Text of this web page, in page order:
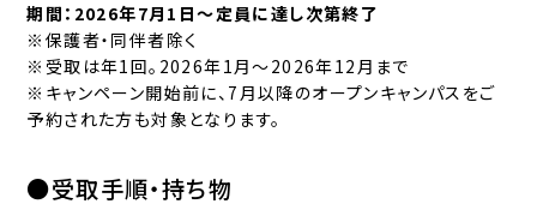
期間：2026年7月1日〜定員に達し次第終了
※保護者・同伴者除く
※受取は年1回。2026年1月〜2026年12月まで
※キャンペーン開始前に、7⽉以降のオープンキャンパスをご
予約された⽅も対象となります。
●受取手順・持ち物